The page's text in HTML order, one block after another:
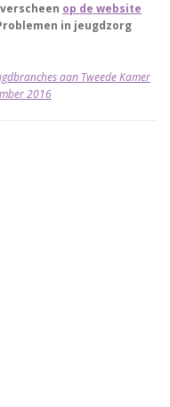
op de website
in jeugdzorg
aan Tweede Kamer
2016